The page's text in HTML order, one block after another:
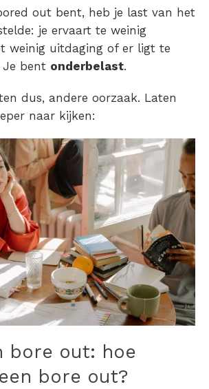
out bent, heb je last van het
je ervaart te weinig
weinig uitdaging of er ligt te
Je bent onderbelast.
dus, andere oorzaak. Laten
naar kijken:
bore out: hoe
bore out?